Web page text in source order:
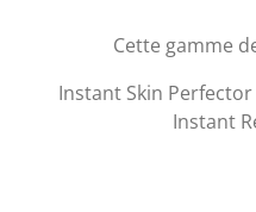
Cette gamme
Instant Skin
Instant